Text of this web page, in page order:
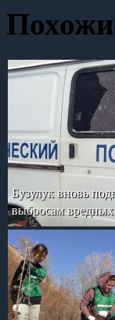
Бузулук вновь
выбросам вредных